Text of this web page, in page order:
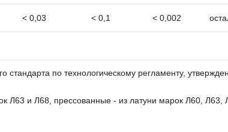
< 0,03 < 0,1 < 0,002
стандарта по технологическому регламенту,
Л63 и Л68, прессованные - из латуни марок Л60,